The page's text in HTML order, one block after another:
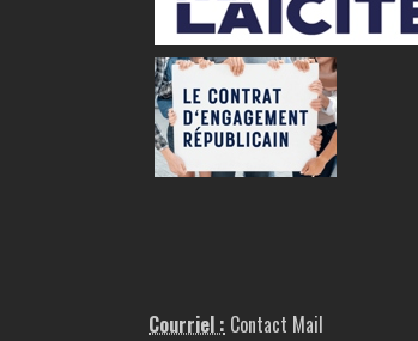
Courriel : Contact Mail